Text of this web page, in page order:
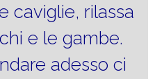
caviglie, rilassa
e le gambe.
adesso ci